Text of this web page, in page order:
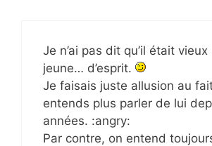
Je n’ai pas dit qu’il était
jeune… d’esprit.
Je faisais juste allusion au fait
entends plus parler de lui
années. :angry:
Par contre, on entend